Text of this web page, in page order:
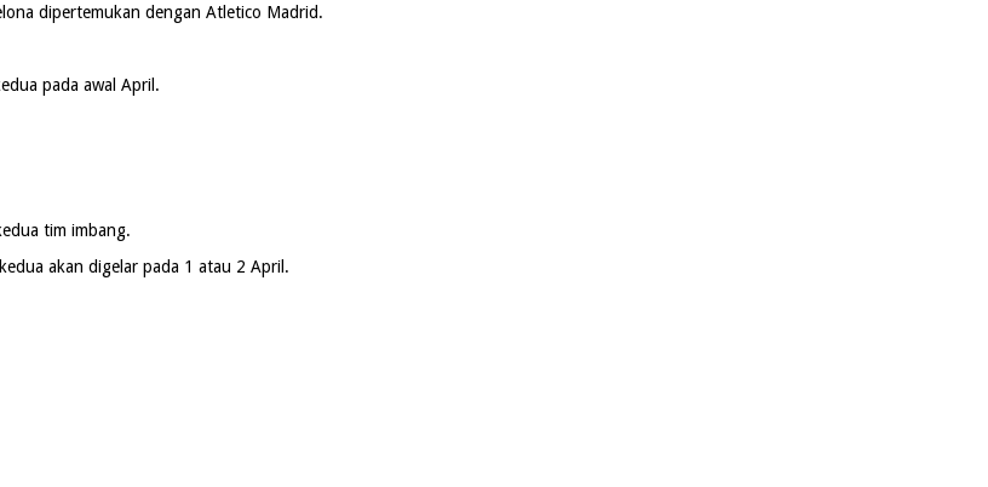
dipertemukan dengan Atletico Madrid.
pada awal April.
tim imbang.
akan digelar pada 1 atau 2 April.